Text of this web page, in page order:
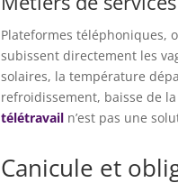
Plateformes téléphoniques,
subissent directement les
solaires, la température
refroidissement, baisse de
télétravail n’est pas une
Canicule et